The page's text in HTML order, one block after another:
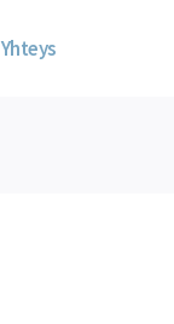
Yhteys